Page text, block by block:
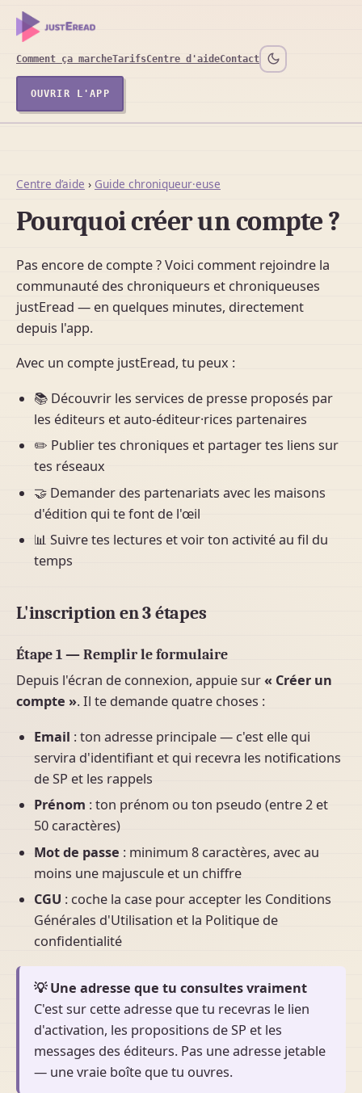
Comment ça marcheTarifsCentre d'aideContact
OUVRIR L'APP
Centre d’aide › Guide chroniqueur·euse
Pourquoi créer un compte ?
Pas encore de compte ? Voici comment rejoindre la
communauté des chroniqueurs et chroniqueuses
justEread — en quelques minutes, directement
depuis l'app.
Avec un compte justEread, tu peux :
📚 Découvrir les services de presse proposés par
les éditeurs et auto-éditeur·rices partenaires
✏️ Publier tes chroniques et partager tes liens sur
tes réseaux
🤝 Demander des partenariats avec les maisons
d'édition qui te font de l'œil
📊 Suivre tes lectures et voir ton activité au fil du
temps
L'inscription en 3 étapes
Étape 1 — Remplir le formulaire
Depuis l'écran de connexion, appuie sur« Créer un
compte ». Il te demande quatre choses :
Email : ton adresse principale — c'est elle qui
servira d'identifiant et qui recevra les notifications
de SP et les rappels
Prénom : ton prénom ou ton pseudo (entre 2 et
50 caractères)
Mot de passe : minimum 8 caractères, avec au
moins une majuscule et un chiffre
CGU : coche la case pour accepter les Conditions
Générales d'Utilisation et la Politique de
confidentialité
💡 Une adresse que tu consultes vraiment
C'est sur cette adresse que tu recevras le lien
d'activation, les propositions de SP et les
messages des éditeurs. Pas une adresse jetable
— une vraie boîte que tu ouvres.